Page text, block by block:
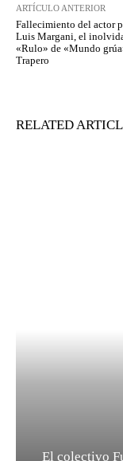
ARTÍCULO ANTERIOR
Fallecimiento del actor
Luis Margani, el
«Rulo» de «Mundo
Trapero
RELATED
El colectivo